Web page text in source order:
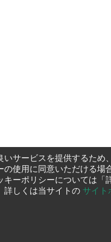
いサービスを提供するため
の使用に同意いただける場
キーポリシーについては「
詳しくは当サイトの サイト